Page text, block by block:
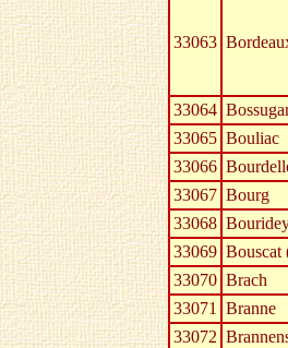
33063
33064
33065 Bouliac
33066
33067 Bourg
33068
33069 Bouscat
33070 Brach
33071 Branne
33072